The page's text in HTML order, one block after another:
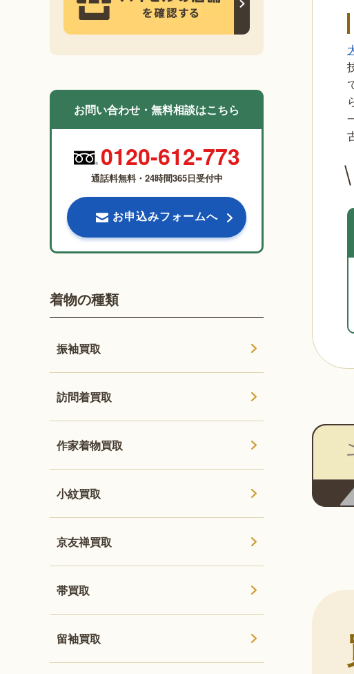
お問い合わせ・無料相談はこちら
0120-612-773
通話料無料・24時間365日受付中
お申込みフォームへ
着物の種類
振袖買取
訪問着買取
作家着物買取
小紋買取
京友禅買取
帯買取
留袖買取